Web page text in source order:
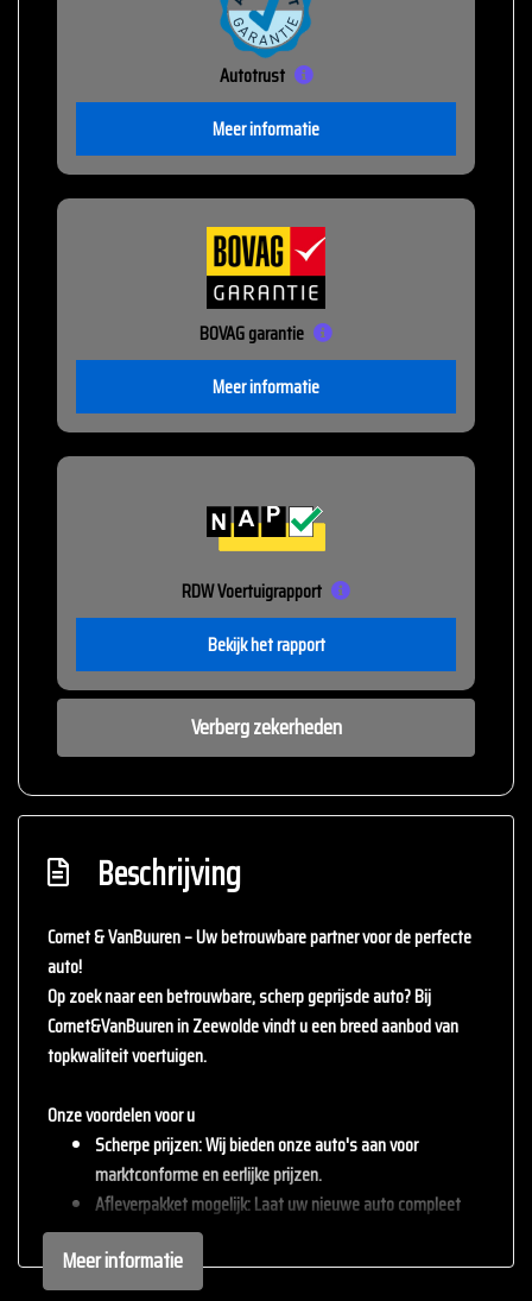
Autotrust
Meer informatie
BOVAG garantie
Meer informatie
RDW Voertuigrapport
Bekijk het rapport
Verberg zekerheden
Beschrijving
Cornet & VanBuuren – Uw betrouwbare partner voor de perfecte
auto!
Op zoek naar een betrouwbare, scherp geprijsde auto? Bij
Cornet&VanBuurenin Zeewolde vindt u een breed aanbod van
topkwaliteit voertuigen.
Onze voordelen voor u
Scherpe prijzen: Wij bieden onze auto's aan voor
marktconforme en eerlijke prijzen.
Afleverpakket mogelijk: Laat uw nieuwe auto compleet
afleveren met één van onze afleverpakketten (tegen
meerprijs).
Inruil mogelijk: Wij staan open voor uw huidige auto – inruil
Meer informatie